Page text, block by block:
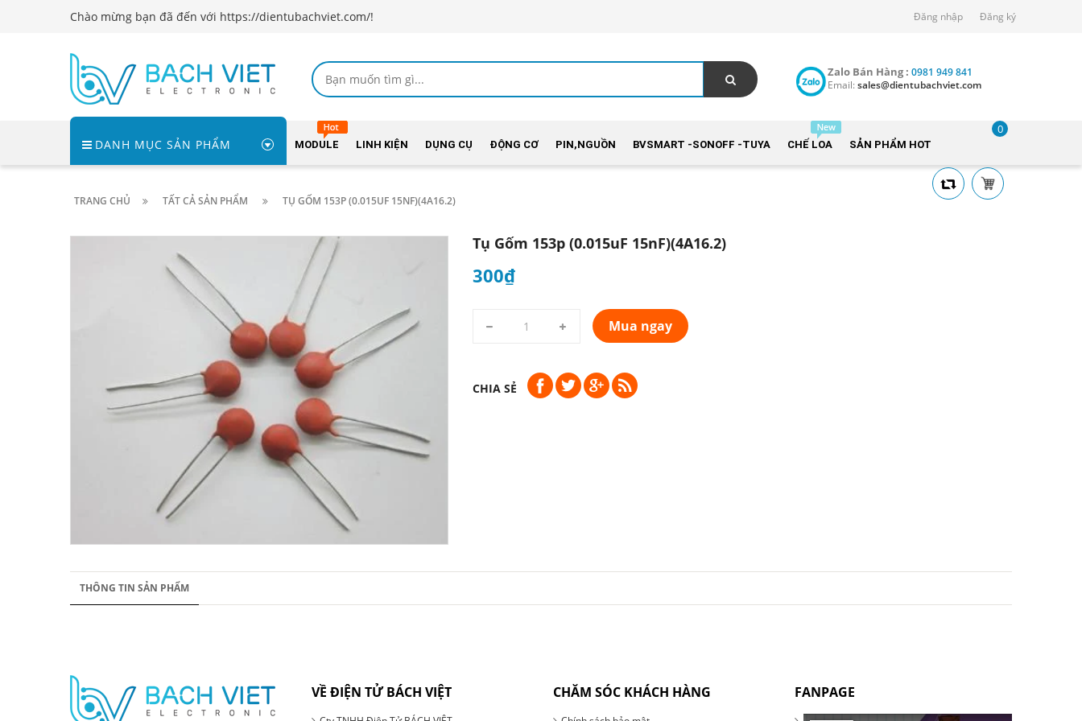
Chào mừng bạn đã đến với https://dientubachviet.com/! Đăng nhập Đăng ký
Zalo Bán Hàng : 0981 949 841
Email: sales@dientubachviet.com
DANH MỤC SẢN PHẨM MODULE LINH KIỆN DỤNG CỤ ĐỘNG CƠ PIN,NGUỒN BVSMART -SONOFF -TUYA CHẾ LOA SẢN PHẨM HOT
0
TRANG CHỦ TẤT CẢ SẢN PHẨM TỤ GỐM 153P (0.015UF 15NF)(4A16.2)
Tụ Gốm 153p (0.015uF 15nF)(4A16.2)
300₫
Mua ngay
CHIA SẺ
THÔNG TIN SẢN PHẨM
VỀ ĐIỆN TỬ BÁCH VIỆT CHĂM SÓC KHÁCH HÀNG FANPAGE